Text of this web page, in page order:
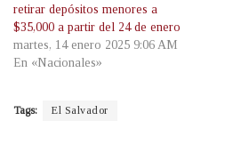
retirar depósitos menores a
$35,000 a partir del 24 de enero
martes, 14 enero 2025 9:06 AM
En «Nacionales»
Tags: El Salvador